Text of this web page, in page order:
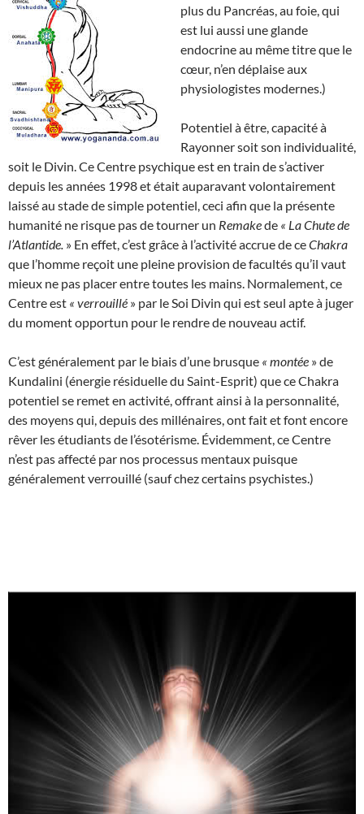
plus du Pancréas, au foie, qui
est lui aussi une glande
endocrine au même titre que le
cœur, n’en déplaise aux
physiologistes modernes.)
Potentiel à être, capacité à
Rayonner soit son individualité,
soit le Divin. Ce Centre psychique est en train de s’activer
depuis les années 1998 et était auparavant volontairement
laissé au stade de simple potentiel, ceci afin que la présente
humanité ne risque pas de tourner un Remakede « La Chute de
l’Atlantide. » En effet, c’est grâce à l’activité accrue de ceChakra
que l’homme reçoit une pleine provision de facultés qu’il vaut
mieux ne pas placer entre toutes les mains. Normalement, ce
Centre est « verrouillé » par le Soi Divin qui est seul apte à juger
du moment opportun pour le rendre de nouveau actif.
C’est généralement par le biais d’une brusque « montée » de
Kundalini (énergie résiduelle du Saint-Esprit) que ce Chakra
potentiel se remet en activité, offrant ainsi à la personnalité,
des moyens qui, depuis des millénaires, ont fait et font encore
rêver les étudiants de l’ésotérisme. Évidemment, ce Centre
n’est pas affecté par nos processus mentaux puisque
généralement verrouillé (sauf chez certains psychistes.)